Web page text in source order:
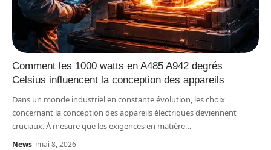
Comment les 1000 watts en A485 A942 degrés
Celsius influencent la conception des appareils
Dans un monde industriel en constante évolution, les choix
concernant la conception des appareils électriques deviennent
cruciaux. À mesure que les exigences en matière…
News mai 8, 2026